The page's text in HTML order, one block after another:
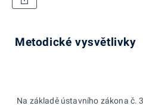
Metodické vysvětlivky
Na základě ústavního zákona č.